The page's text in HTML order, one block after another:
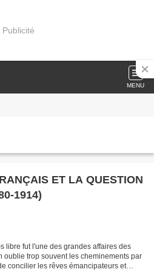
Publicité
MENU
ET LA QUESTION
1914)
libre fut l'une des grandes affaires des
oublie trop souvent les cheminements par
concilier les rêves émancipateurs et